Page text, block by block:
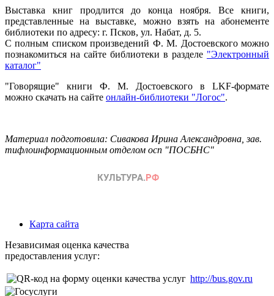
Выставка книг продлится до конца ноября. Все книги,
представленные на выставке, можно взять на абонементе
библиотеки по адресу: г. Псков, ул. Набат, д. 5.
С полным списком произведений Ф. М. Достоевского можно
познакомиться на сайте библиотеки в разделе "Электронный
каталог"
"Говорящие" книги Ф. М. Достоевского в LKF-формате
можно скачать на сайте онлайн-библиотеки "Логос".
Материал подготовила: Сивакова Ирина Александровна, зав.
тифлоинформационным отделом осп "ПОСБНС"
Карта сайта
Независимая оценка качества
предоставления услуг:
http://bus.gov.ru